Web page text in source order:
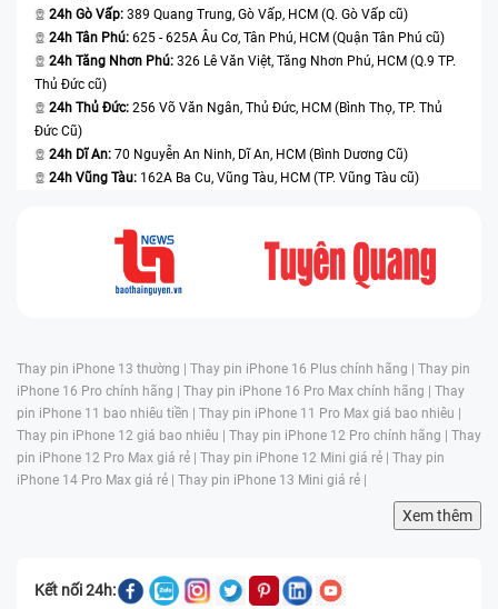
24h Gò Vấp: 389 Quang Trung, Gò Vấp, HCM (Q. Gò Vấp cũ)
24h Tân Phú: 625 - 625A Âu Cơ, Tân Phú, HCM (Quận Tân Phú cũ)
24h Tăng Nhơn Phú: 326 Lê Văn Việt, Tăng Nhơn Phú, HCM (Q.9 TP.
Thủ Đức cũ)
24h Thủ Đức: 256 Võ Văn Ngân, Thủ Đức, HCM (Bình Thọ, TP. Thủ
Đức Cũ)
24h Dĩ An: 70 Nguyễn An Ninh, Dĩ An, HCM (Bình Dương Cũ)
24h Vũng Tàu: 162A Ba Cu, Vũng Tàu, HCM (TP. Vũng Tàu cũ)
Thay pin iPhone 13 thường | Thay pin iPhone 16 Plus chính hãng | Thay pin
iPhone 16 Pro chính hãng | Thay pin iPhone 16 Pro Max chính hãng | Thay
pin iPhone 11 bao nhiêu tiền | Thay pin iPhone 11 Pro Max giá bao nhiêu |
Thay pin iPhone 12 giá bao nhiêu | Thay pin iPhone 12 Pro chính hãng | Thay
pin iPhone 12 Pro Max giá rẻ | Thay pin iPhone 12 Mini giá rẻ | Thay pin
iPhone 14 Pro Max giá rẻ | Thay pin iPhone 13 Mini giá rẻ |
Xem thêm
Kết nối 24h: